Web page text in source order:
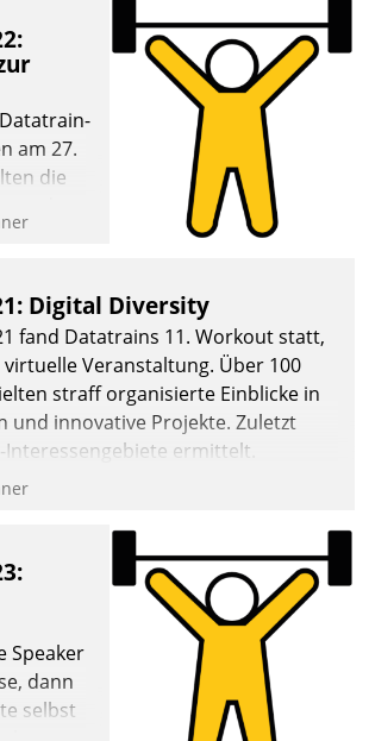
am 27.
die
und -Digital Diversity
fand Datatrains 11. Workout statt,
Veranstaltung. Über 100
straff organisierte Einblicke in
und innovative Projekte. Zuletzt
ermittelt.
Speaker
dann
selbst